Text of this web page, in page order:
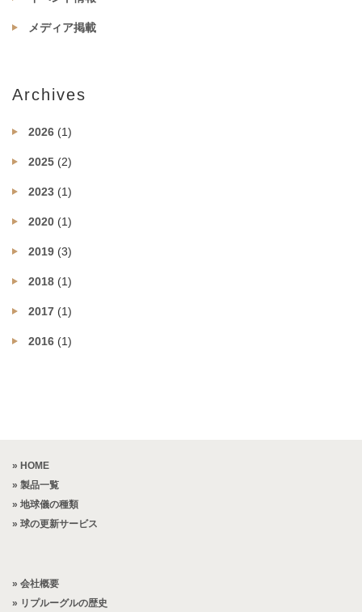
メディア掲載
Archives
2026 (1)
2025 (2)
2023 (1)
2020 (1)
2019 (3)
2018 (1)
2017 (1)
2016 (1)
» HOME
» 製品一覧
» 地球儀の種類
» 球の更新サービス
» 会社概要
» リプルーグルの歴史